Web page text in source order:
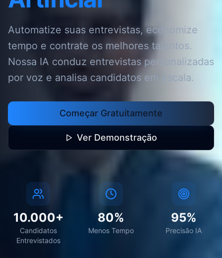
Automatize suas entrevistas, economize
tempo e contrate os melhores talentos.
Nossa IA conduz entrevistas personalizadas
por voz e analisa candidatos em escala.
Começar Gratuitamente
Ver Demonstração
10.000+
Candidatos
Entrevistados
80%
Menos Tempo
95%
Precisão IA